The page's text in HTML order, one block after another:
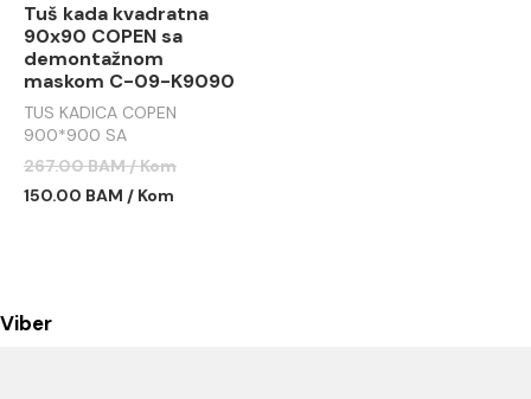
Tuš kada kvadratna
90x90 COPEN sa
demontažnom
maskom C-09-K9090
TUS KADICA COPEN
900*900 SA
DEMONTAŽNOM MASKOM
C-09-K9090
267.00 BAM / Kom
150.00 BAM / Kom
Viber